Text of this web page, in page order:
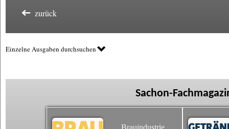
zurück
Einzelne Ausgaben durchsuchen
Sachon-
Brauindustrie